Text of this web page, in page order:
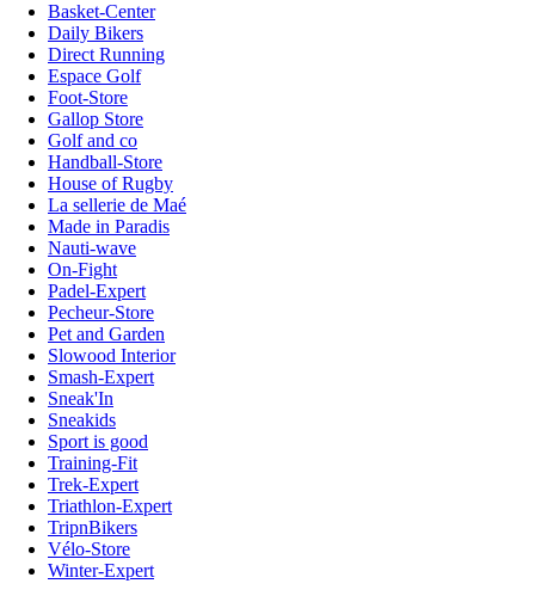
Basket-Center
Daily Bikers
Direct Running
Espace Golf
Foot-Store
Gallop Store
Golf and co
Handball-Store
House of Rugby
La sellerie de Maé
Made in Paradis
Nauti-wave
On-Fight
Padel-Expert
Pecheur-Store
Pet and Garden
Slowood Interior
Smash-Expert
Sneak'In
Sneakids
Sport is good
Training-Fit
Trek-Expert
Triathlon-Expert
TripnBikers
Vélo-Store
Winter-Expert